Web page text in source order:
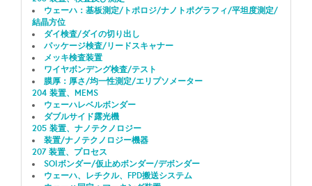
ウェーハ：基板測定/トポロジ/ナノトポグラフィ/平坦度測定/
結晶方位
ダイ検査/ダイの切り出し
パッケージ検査/リードスキャナー
メッキ検査装置
ワイヤボンデング検査/テスト
膜厚：厚さ/均一性測定/エリプソメーター
204 装置、MEMS
ウェーハレベルボンダー
ダブルサイド露光機
205 装置、ナノテクノロジー
装置/ナノテクノロジー機器
207 装置、プロセス
SOIボンダー/仮止めボンダー/デボンダー
ウェーハ、レチクル、FPD搬送システム